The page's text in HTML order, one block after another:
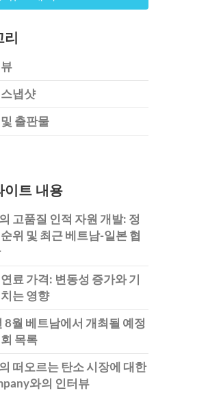
리
냅샷
출판물
이트 내용
고품질 인적 자원 개발: 정
위 및 최근 베트남-일본 협
료 가격: 변동성 증가와 기
는 영향
8월 베트남에서 개최될 예정
목록
떠오르는 탄소 시장에 대한
와의 인터뷰